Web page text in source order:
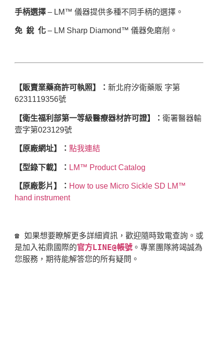
手柄選擇 – LM™ 儀器提供多種不同手柄的選擇。
免 銳 化 – LM Sharp Diamond™ 儀器免磨削。
【販賣業藥商許可執照】： 新北府汐衛藥販 字第
6231119356號
【衛生福利部第一等級醫療器材許可證】： 衛署醫器輸
壹字第023129號
【原廠網址】： 點我連結
【型錄下載】： LM™ Product Catalog
【原廠影片】： How to use Micro Sickle SD LM™
hand instrument
☎ 如果想要瞭解更多詳細資訊，歡迎隨時致電查詢。或
是加入祐鼎國際的官方LINE@帳號 。專業團隊將竭誠為